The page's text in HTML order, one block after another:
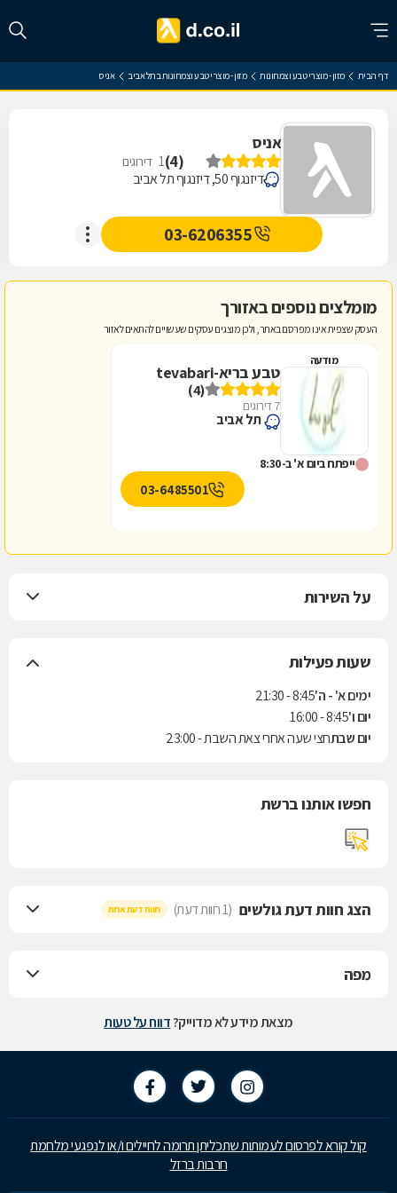
דף הבית מזון - מוצרי טבע וצמחונות מזון - מוצרי טבע וצמחונות בתל אביב אניס
אניס
(
4
)
1 דירוגים
דיזנגוף 50, דיזנגוף תל אביב
03-6206355
מומלצים נוספים באזורך
העסק שצפית אינו מפרסם באתר, ולכן מוצגים עסקים שעשויים להתאים לאזור
מודעה
טבע בריא-tevabari
(4)
7 דירוגים
תל אביב
ייפתח ביום א' ב-8:30
03-6485501
על השירות
שעות פעילות
ימים א' - ה'8:45 - 21:30
יום ו'8:45 - 16:00
יום שבתחצי שעה אחרי צאת השבת - 23:00
חפשו אותנו ברשת
הצג חוות דעת גולשים (1 חוות דעת) חוות דעת אחת
מפה
מצאת מידע לא מדוייק?דווח על טעות
קול קורא לפרסום לעמותות שתכליתן תרומה לחיילים ו/או לנפגעי מלחמת
חרבות ברזל